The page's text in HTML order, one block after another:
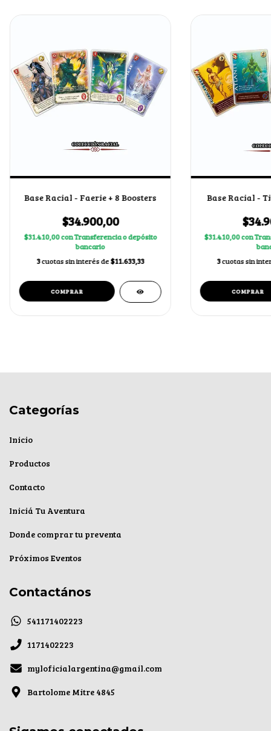
Base Racial - Faerie + 8 Boosters
$34.900,00
$31.410,00conTransferencia o depósito
bancario
3cuotas sin interés de$11.633,33
Base Racial -
$31.410,00con
3cuotas sin
Categorías
Inicio
Productos
Contacto
Iniciá Tu Aventura
Donde comprar tu preventa
Próximos Eventos
Contactános
541171402223
1171402223
myloficialargentina@gmail.com
Bartolome Mitre 4845